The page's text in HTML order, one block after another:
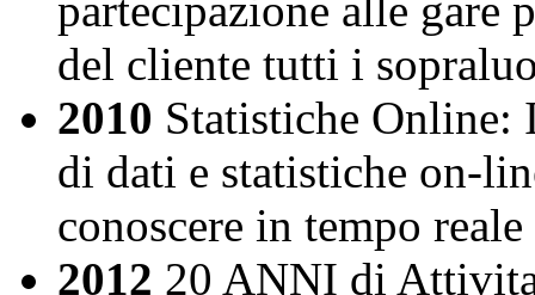
del cliente tutti i
2010 Statistiche Online:
di dati e statistiche on-
conoscere in tempo
2012 20 ANNI di